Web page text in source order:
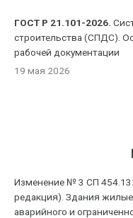
ГОСТ Р 21.101-2026.
строительства (СПДС).
рабочей документации
19 мая 2026
Изменение № 3 СП
редакция). Здания
аварийного и